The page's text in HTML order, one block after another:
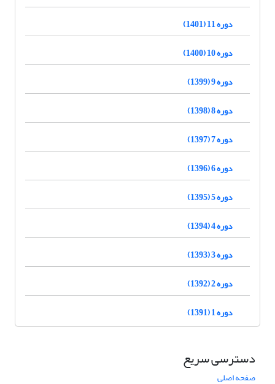
دوره 11 (1401)
دوره 10 (1400)
دوره 9 (1399)
دوره 8 (1398)
دوره 7 (1397)
دوره 6 (1396)
دوره 5 (1395)
دوره 4 (1394)
دوره 3 (1393)
دوره 2 (1392)
دوره 1 (1391)
دسترسی سریع
صفحه اصلی